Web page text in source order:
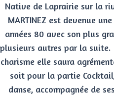
Native de Laprairie sur la
MARTINEZ est devenue
années 80 avec son plus
plusieurs autres par la
charisme elle saura
soit pour la partie
danse, accompagnée de